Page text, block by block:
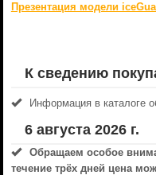
Презентация модели
К сведению
Информация в каталоге
6 августа 2026 г.
Обращаем особое
течениe трёх дней цена